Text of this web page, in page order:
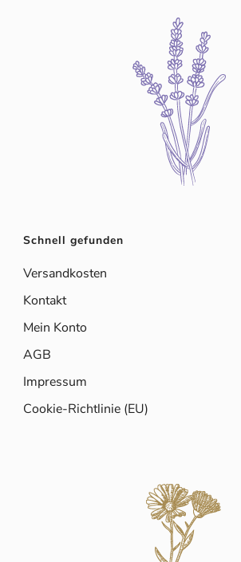
Schnell gefunden
Versandkosten
Kontakt
Mein Konto
AGB
Impressum
Cookie-Richtlinie (EU)